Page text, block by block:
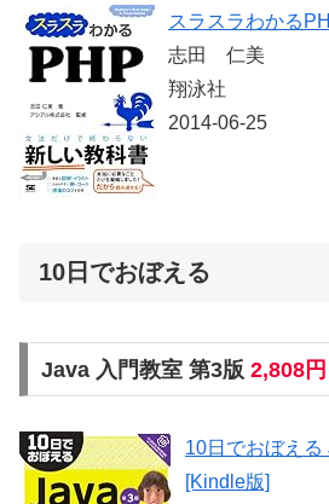
スラスラわかる
志田 仁美
翔泳社
2014-06-25
10日でおぼえる
Java 入門教室 第3版 2,808
10日でおぼえる
[Kindle版]